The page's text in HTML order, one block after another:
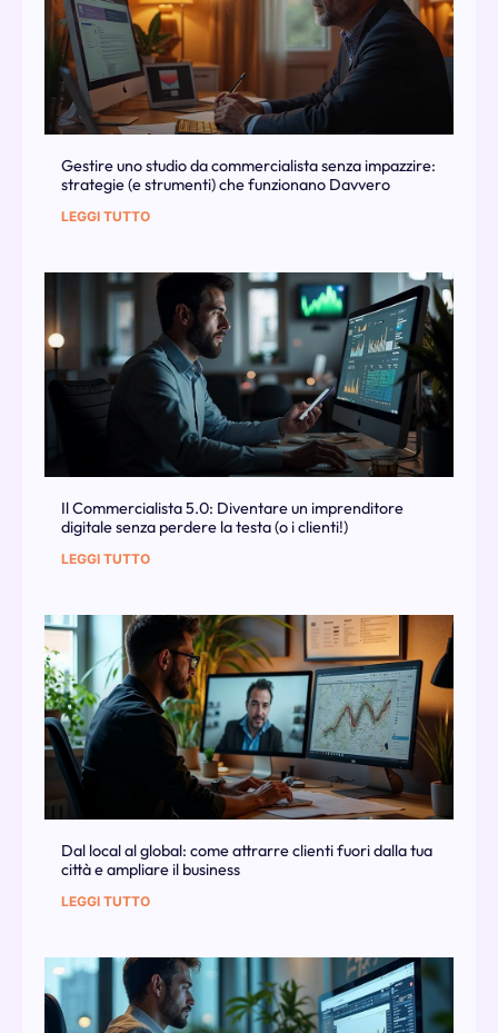
Gestire uno studio da commercialista senza impazzire:
strategie (e strumenti) che funzionano Davvero
LEGGI TUTTO
Il Commercialista 5.0: Diventare un imprenditore
digitale senza perdere la testa (o i clienti!)
LEGGI TUTTO
Dal local al global: come attrarre clienti fuori dalla tua
città e ampliare il business
LEGGI TUTTO